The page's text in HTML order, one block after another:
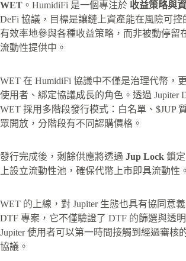
WET 。HumidiFi 是一個專注於 收益策略與
DeFi 協議，目標是讓鏈上資產能在風險可控
有效率地參與各種收益策略，而非被動停留
流動性提供中。
WET 在 HumidiFi 協議中不僅是治理代幣，
使用者、綁定協議成長的角色。透過 Jupiter
WET 採用多階段發行模式：白名單、$JUP
眾開放，分階段有不同認購價格。
發行完成後，剩餘供應將透過 Jup Lock 鎖
上設立流動性池，確保代幣上市即具流動性。
WET 的上線，對 Jupiter 生態也具有協同意
DTF 專案，它不僅驗證了 DTF 的篩選與透
Jupiter 使用者可以第一時間接觸到經過審核
協議。